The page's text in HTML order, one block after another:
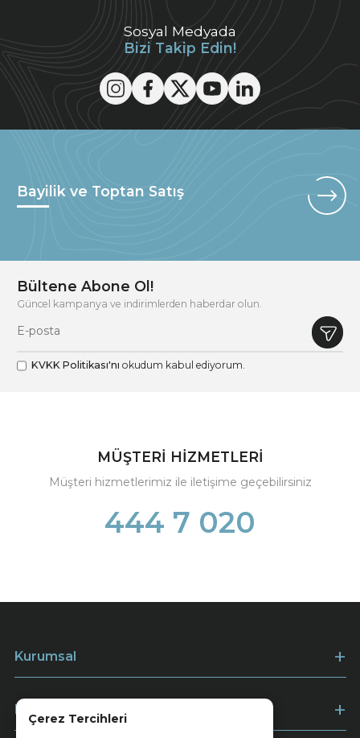
Çerez Tercihleri
Sosyal Medyada
Bizi Takip Edin!
Bayilik ve Toptan Satış
Bültene Abone Ol!
Güncel kampanya ve indirimlerden haberdar olun.
KVKK Politikası'nı okudum kabul ediyorum.
MÜŞTERİ HİZMETLERİ
Müşteri hizmetlerimiz ile iletişime geçebilirsiniz
444 7 020
Kurumsal
Müşteri Hizmetleri